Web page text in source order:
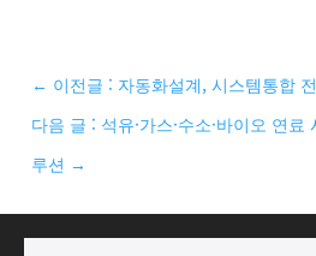
← 이전글 : 자동화설계, 시스템통합
다음 글 : 석유·가스·수소·바이오 연
루션 →